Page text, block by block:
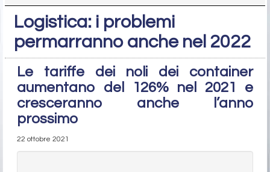
Logistica: i problemi
permarranno anche nel 2022
Le tariffe dei noli dei container
aumentano del 126% nel 2021 e
cresceranno anche l’anno
prossimo
22 ottobre 2021